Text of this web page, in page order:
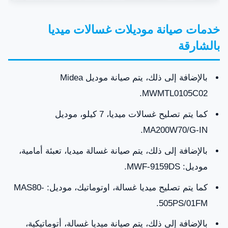
خدمات صيانة موديلات غسالات ميديا
بالشارقة
بالإضافة إلى ذلك، يتم صيانة موديل Midea
MWMTL0105C02.
كما يتم تصليح غسالات ميديا، 7 كيلو، موديل
MA200W70/G-IN.
بالإضافة إلى ذلك، يتم صيانة غسالة ميديا، تعبئة أمامية،
موديل: MWF-9159DS.
كما يتم تصليح ميديا غسالة، اوتوماتيك، موديل: MAS80-
505PS/01FM.
بالإضافة إلى ذلك، يتم صيانة ميديا غسالة، أتوماتيكية،